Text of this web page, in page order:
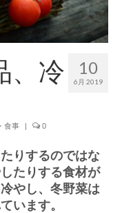
10
6月 2019
、冷
食事 | 0
りするのではな
たりする食材が
やし、冬野菜は
います。